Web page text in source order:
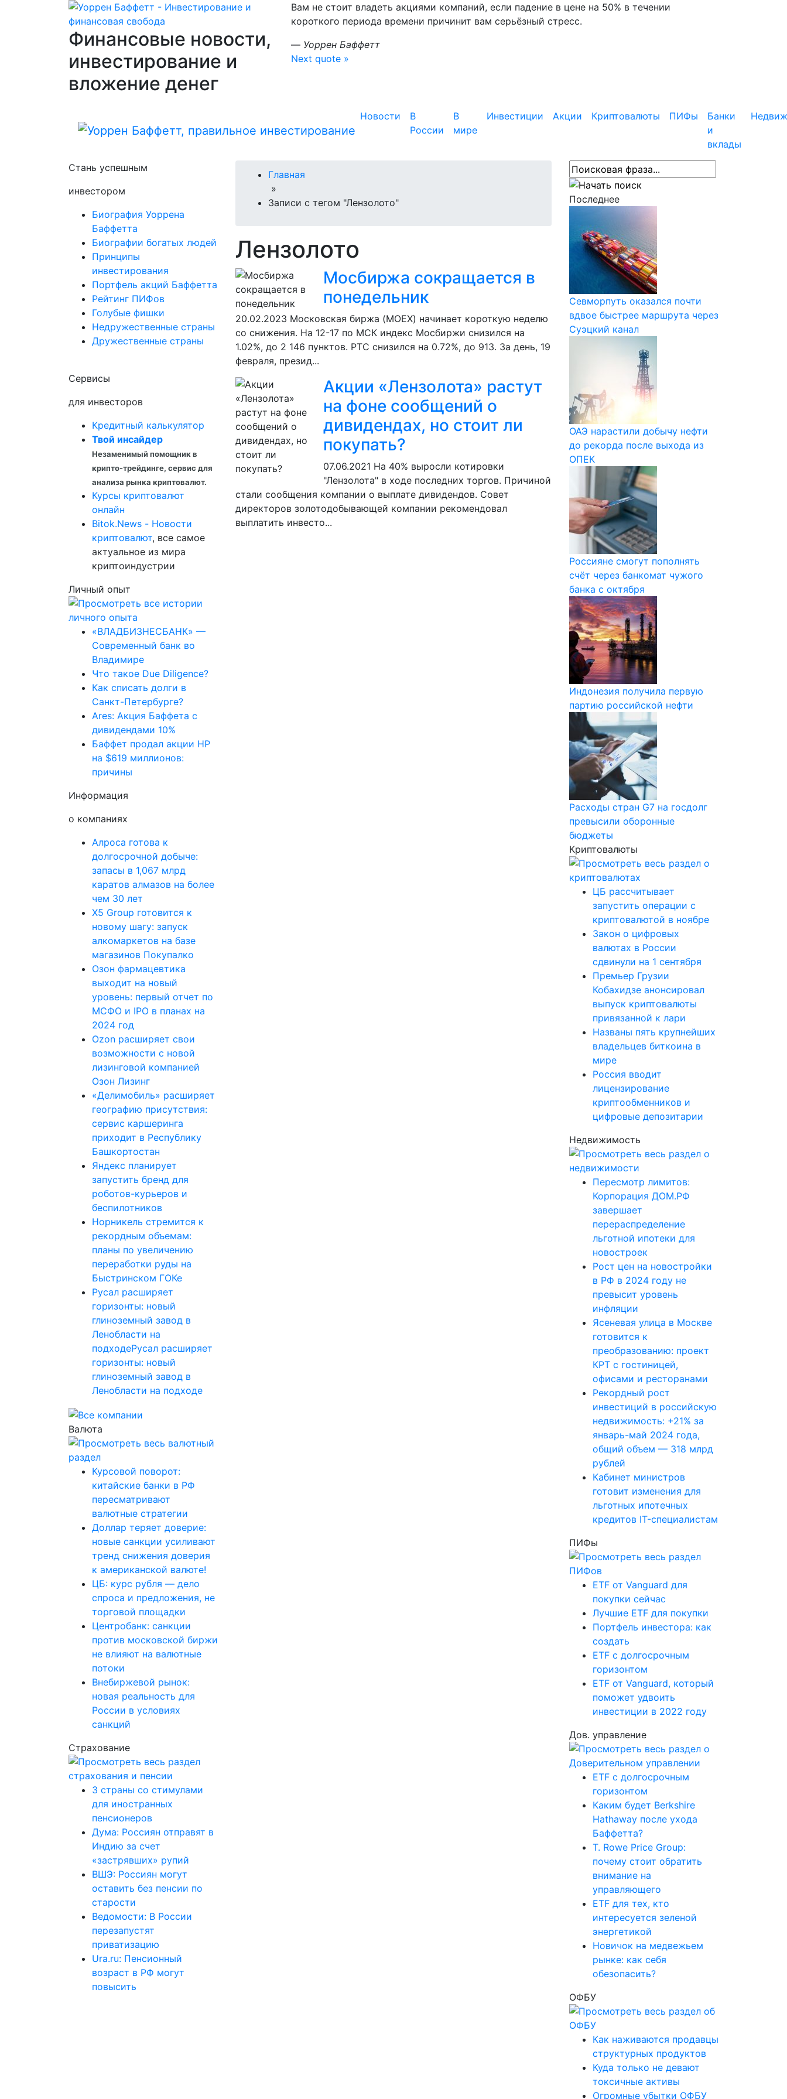
Финансовые новости,
инвестирование и
вложение денег
Вам не стоит владеть акциями компаний, если падение в цене на 50% в течении
короткого периода времени причинит вам серьёзный стресс.
— Уоррен Баффетт
Next quote »
Новости
В
России
В
мире
Инвестиции Акции Криптовалюты ПИФы
Банки
и
вклады
Стань успешным
инвестором
Биография Уоррена
Баффетта
Биографии богатых людей
Принципы
инвестирования
Портфель акций Баффетта
Рейтинг ПИФов
Голубые фишки
Недружественные страны
Дружественные страны
Сервисы
для инвесторов
Кредитный калькулятор
Твой инсайдер
Незаменимый помощник в
крипто-трейдинге, сервис для
анализа рынка криптовалют.
Курсы криптовалют
онлайн
Bitok.News - Новости
криптовалют, все самое
актуальное из мира
криптоиндустрии
Личный опыт
«ВЛАДБИЗНЕСБАНК» —
Современный банк во
Владимире
Что такое Due Diligence?
Как списать долги в
Санкт-Петербурге?
Ares: Акция Баффета с
дивидендами 10%
Баффет продал акции HP
на $619 миллионов:
причины
Информация
о компаниях
Алроса готова к
долгосрочной добыче:
запасы в 1,067 млрд
каратов алмазов на более
чем 30 лет
X5 Group готовится к
новому шагу: запуск
алкомаркетов на базе
магазинов Покупалко
Озон фармацевтика
выходит на новый
уровень: первый отчет по
МСФО и IPO в планах на
2024 год
Ozon расширяет свои
возможности с новой
лизинговой компанией
Озон Лизинг
«Делимобиль» расширяет
географию присутствия:
сервис каршеринга
приходит в Республику
Башкортостан
Яндекс планирует
запустить бренд для
роботов-курьеров и
беспилотников
Норникель стремится к
рекордным объемам:
планы по увеличению
переработки руды на
Быстринском ГОКе
Русал расширяет
горизонты: новый
глиноземный завод в
Ленобласти на
подходеРусал расширяет
горизонты: новый
глиноземный завод в
Ленобласти на подходе
Валюта
Курсовой поворот:
китайские банки в РФ
пересматривают
валютные стратегии
Доллар теряет доверие:
новые санкции усиливают
тренд снижения доверия
к американской валюте!
ЦБ: курс рубля — дело
спроса и предложения, не
торговой площадки
Центробанк: санкции
против московской биржи
не влияют на валютные
потоки
Внебиржевой рынок:
новая реальность для
России в условиях
санкций
Страхование
3 страны со стимулами
для иностранных
пенсионеров
Дума: Россиян отправят в
Индию за счет
«застрявших» рупий
ВШЭ: Россиян могут
оставить без пенсии по
старости
Ведомости: В России
перезапустят
приватизацию
Ura.ru: Пенсионный
возраст в РФ могут
повысить
Главная
»
Записи с тегом "Лензолото"
Лензолото
Мосбиржа сокращается в
понедельник
20.02.2023 Московская биржа (MOEX) начинает короткую неделю
со снижения. На 12-17 по МСК индекс Мосбиржи снизился на
1.02%, до 2 146 пунктов. РТС снизился на 0.72%, до 913. За день, 19
февраля, презид...
Акции «Лензолота» растут
на фоне сообщений о
дивидендах, но стоит ли
покупать?
07.06.2021 На 40% выросли котировки
"Лензолота" в ходе последних торгов. Причиной
стали сообщения компании о выплате дивидендов. Совет
директоров золотодобывающей компании рекомендовал
выплатить инвесто...
Последнее
Севморпуть оказался почти
вдвое быстрее маршрута через
Суэцкий канал
ОАЭ нарастили добычу нефти
до рекорда после выхода из
ОПЕК
Россияне смогут пополнять
счёт через банкомат чужого
банка с октября
Индонезия получила первую
партию российской нефти
Расходы стран G7 на госдолг
превысили оборонные
бюджеты
Криптовалюты
ЦБ рассчитывает
запустить операции с
криптовалютой в ноябре
Закон о цифровых
валютах в России
сдвинули на 1 сентября
Премьер Грузии
Кобахидзе анонсировал
выпуск криптовалюты
привязанной к лари
Названы пять крупнейших
владельцев биткоина в
мире
Россия вводит
лицензирование
криптообменников и
цифровые депозитарии
Недвижимость
Пересмотр лимитов:
Корпорация ДОМ.РФ
завершает
перераспределение
льготной ипотеки для
новостроек
Рост цен на новостройки
в РФ в 2024 году не
превысит уровень
инфляции
Ясеневая улица в Москве
готовится к
преобразованию: проект
КРТ с гостиницей,
офисами и ресторанами
Рекордный рост
инвестиций в российскую
недвижимость: +21% за
январь-май 2024 года,
общий объем — 318 млрд
рублей
Кабинет министров
готовит изменения для
льготных ипотечных
кредитов IT-специалистам
ПИФы
ETF от Vanguard для
покупки сейчас
Лучшие ETF для покупки
Портфель инвестора: как
создать
ETF с долгосрочным
горизонтом
ETF от Vanguard, который
поможет удвоить
инвестиции в 2022 году
Дов. управление
ETF с долгосрочным
горизонтом
Каким будет Berkshire
Hathaway после ухода
Баффетта?
T. Rowe Price Group:
почему стоит обратить
внимание на
управляющего
ETF для тех, кто
интересуется зеленой
энергетикой
Новичок на медвежьем
рынке: как себя
обезопасить?
ОФБУ
Как наживаются продавцы
структурных продуктов
Куда только не девают
токсичные активы
Огромные убытки ОФБУ